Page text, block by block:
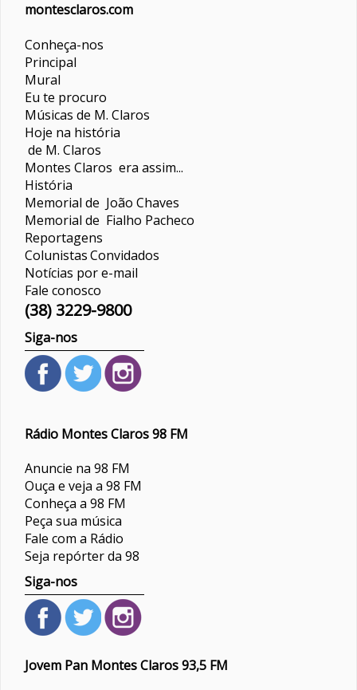
montesclaros.com
Conheça-nos
Principal
Mural
Eu te procuro
Músicas de M. Claros
Hoje na história
de M. Claros
Montes Claros era assim...
História
Memorial de João Chaves
Memorial de Fialho Pacheco
Reportagens
ColunistasConvidados
Notícias por e-mail
Fale conosco
(38) 3229-9800
Siga-nos
Rádio Montes Claros 98 FM
Anuncie na 98 FM
Ouça e veja a 98 FM
Conheça a 98 FM
Peça sua música
Fale com a Rádio
Seja repórter da 98
Siga-nos
Jovem Pan Montes Claros 93,5 FM